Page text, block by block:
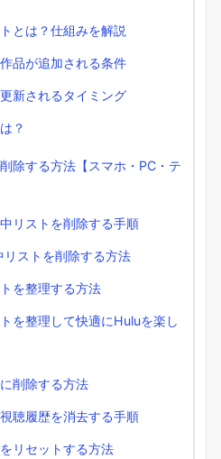
とは？仕組みを解説
品が追加される条件
新されるタイミング
？
除する方法【スマホ・PC・テ
リストを削除する手順
リストを削除する方法
を整理する方法
を整理して快適にHuluを楽し
削除する方法
聴履歴を消去する手順
リセットする方法